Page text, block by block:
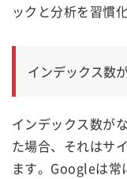
ックと分析を習慣
インデックス数
インデックス数が
た場合、それはサ
ます。Googleは常